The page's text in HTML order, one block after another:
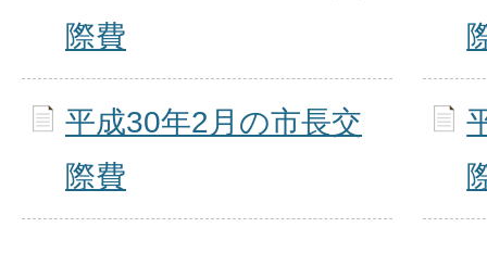
際費
平成30年2月の市長交
際費